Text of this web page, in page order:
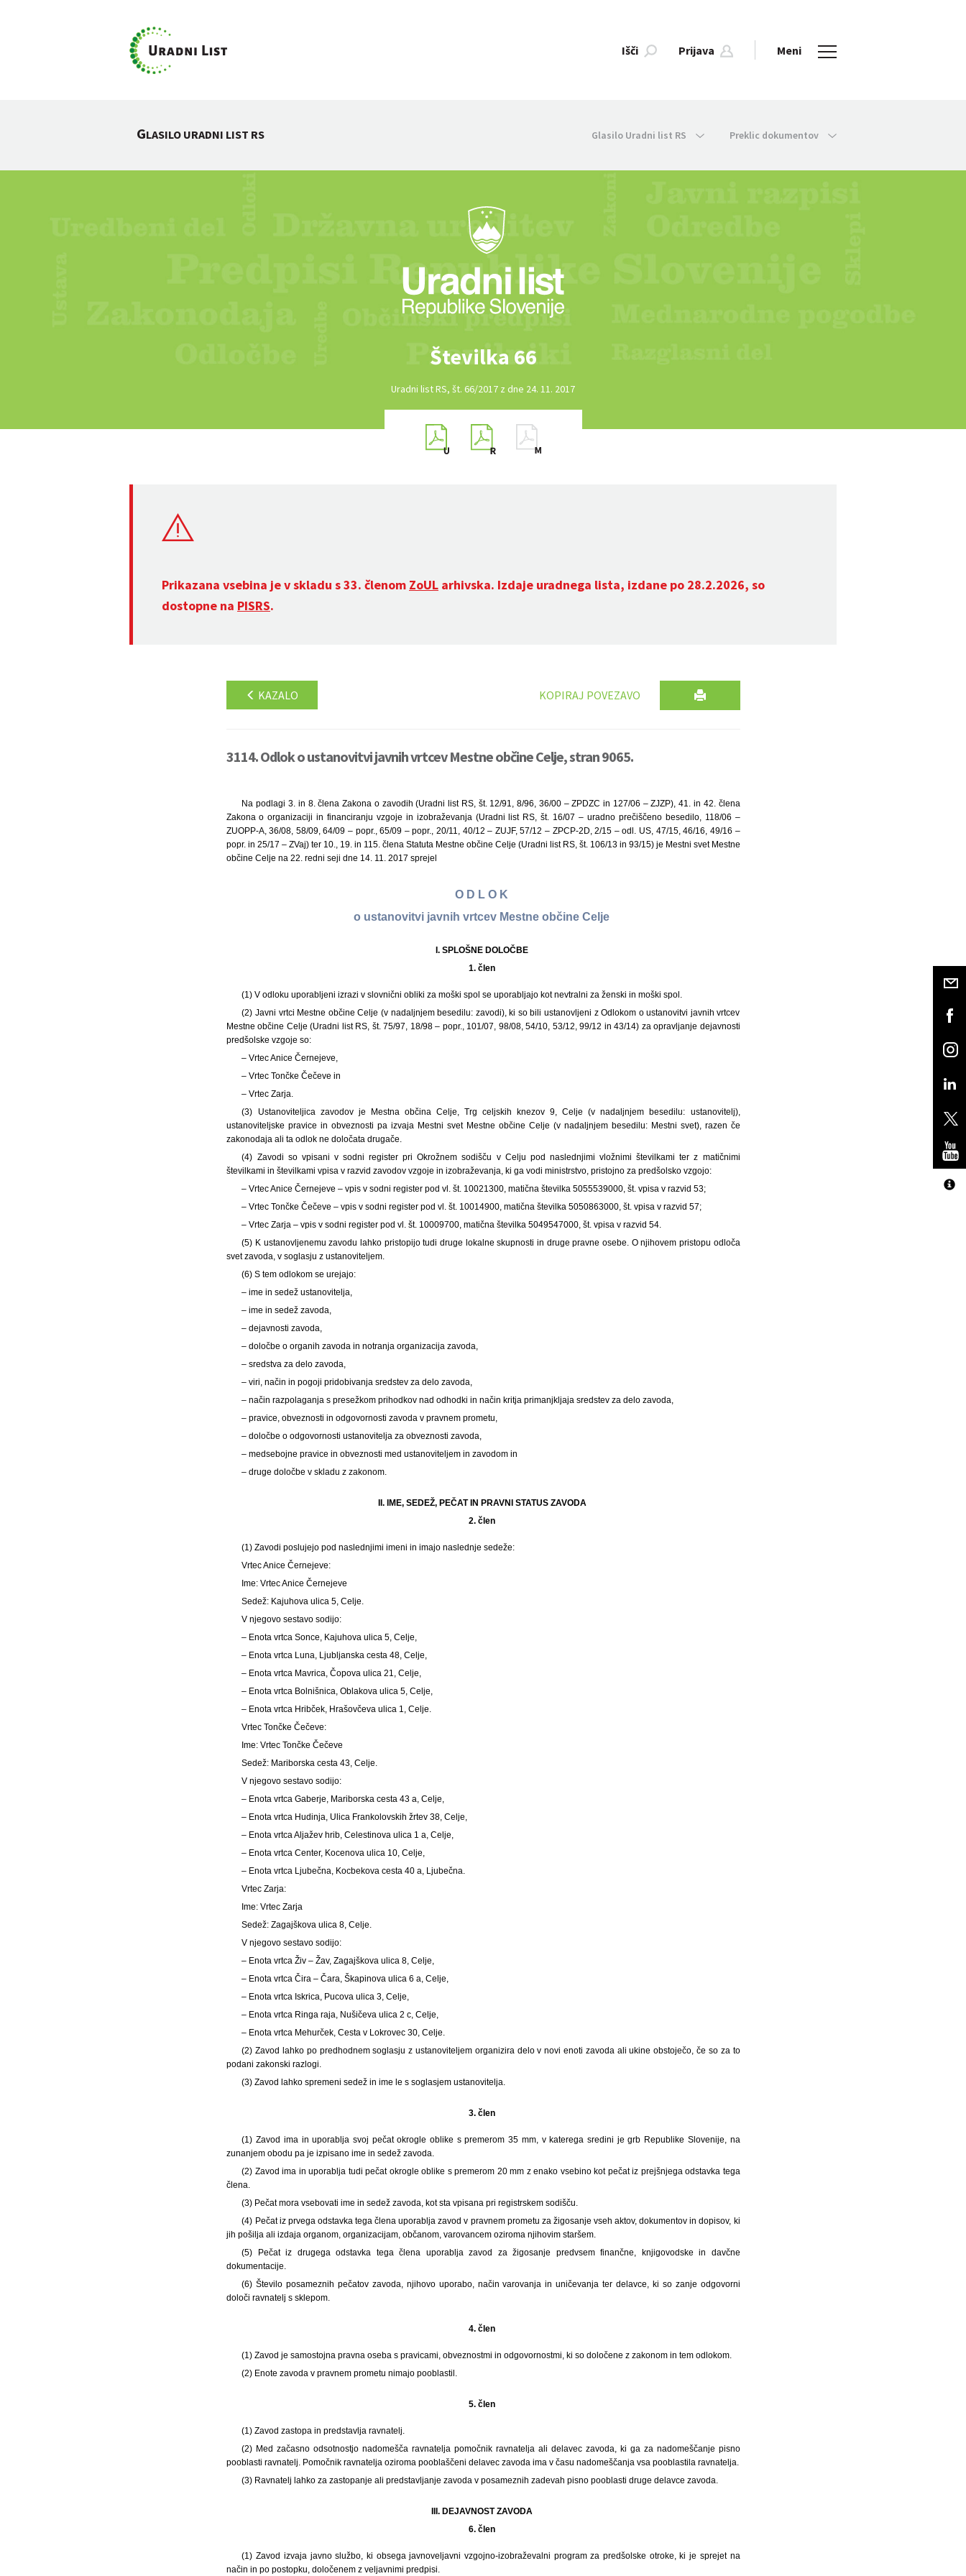
Išči Prijava Meni
GLASILO URADNI LIST RS Glasilo Uradni list RS Preklic dokumentov
Številka 66
Uradni list RS, št. 66/2017 z dne 24. 11. 2017
Prikazana vsebina je v skladu s 33. členom ZoUL arhivska. Izdaje uradnega lista, izdane po 28.2.2026, so
dostopne na PISRS.
KAZALO KOPIRAJ POVEZAVO
3114. Odlok o ustanovitvi javnih vrtcev Mestne občine Celje, stran 9065.
Na podlagi 3. in 8. člena Zakona o zavodih (Uradni list RS, št. 12/91, 8/96, 36/00 – ZPDZC in 127/06 – ZJZP), 41. in 42. člena
Zakona o organizaciji in financiranju vzgoje in izobraževanja (Uradni list RS, št. 16/07 – uradno prečiščeno besedilo, 118/06 –
ZUOPP-A, 36/08, 58/09, 64/09 – popr., 65/09 – popr., 20/11, 40/12 – ZUJF, 57/12 – ZPCP-2D, 2/15 – odl. US, 47/15, 46/16, 49/16 –
popr. in 25/17 – ZVaj) ter 10., 19. in 115. člena Statuta Mestne občine Celje (Uradni list RS, št. 106/13 in 93/15) je Mestni svet Mestne
občine Celje na 22. redni seji dne 14. 11. 2017 sprejel
O D L O K
o ustanovitvi javnih vrtcev Mestne občine Celje
I. SPLOŠNE DOLOČBE
1. člen
(1) V odloku uporabljeni izrazi v slovnični obliki za moški spol se uporabljajo kot nevtralni za ženski in moški spol.
(2) Javni vrtci Mestne občine Celje (v nadaljnjem besedilu: zavodi), ki so bili ustanovljeni z Odlokom o ustanovitvi javnih vrtcev
Mestne občine Celje (Uradni list RS, št. 75/97, 18/98 – popr., 101/07, 98/08, 54/10, 53/12, 99/12 in 43/14) za opravljanje dejavnosti
predšolske vzgoje so:
– Vrtec Anice Černejeve,
– Vrtec Tončke Čečeve in
– Vrtec Zarja.
(3) Ustanoviteljica zavodov je Mestna občina Celje, Trg celjskih knezov 9, Celje (v nadaljnjem besedilu: ustanovitelj),
ustanoviteljske pravice in obveznosti pa izvaja Mestni svet Mestne občine Celje (v nadaljnjem besedilu: Mestni svet), razen če
zakonodaja ali ta odlok ne določata drugače.
(4) Zavodi so vpisani v sodni register pri Okrožnem sodišču v Celju pod naslednjimi vložnimi številkami ter z matičnimi
številkami in številkami vpisa v razvid zavodov vzgoje in izobraževanja, ki ga vodi ministrstvo, pristojno za predšolsko vzgojo:
– Vrtec Anice Černejeve – vpis v sodni register pod vl. št. 10021300, matična številka 5055539000, št. vpisa v razvid 53;
– Vrtec Tončke Čečeve – vpis v sodni register pod vl. št. 10014900, matična številka 5050863000, št. vpisa v razvid 57;
– Vrtec Zarja – vpis v sodni register pod vl. št. 10009700, matična številka 5049547000, št. vpisa v razvid 54.
(5) K ustanovljenemu zavodu lahko pristopijo tudi druge lokalne skupnosti in druge pravne osebe. O njihovem pristopu odloča
svet zavoda, v soglasju z ustanoviteljem.
(6) S tem odlokom se urejajo:
– ime in sedež ustanovitelja,
– ime in sedež zavoda,
– dejavnosti zavoda,
– določbe o organih zavoda in notranja organizacija zavoda,
– sredstva za delo zavoda,
– viri, način in pogoji pridobivanja sredstev za delo zavoda,
– način razpolaganja s presežkom prihodkov nad odhodki in način kritja primanjkljaja sredstev za delo zavoda,
– pravice, obveznosti in odgovornosti zavoda v pravnem prometu,
– določbe o odgovornosti ustanovitelja za obveznosti zavoda,
– medsebojne pravice in obveznosti med ustanoviteljem in zavodom in
– druge določbe v skladu z zakonom.
II. IME, SEDEŽ, PEČAT IN PRAVNI STATUS ZAVODA
2. člen
(1) Zavodi poslujejo pod naslednjimi imeni in imajo naslednje sedeže:
Vrtec Anice Černejeve:
Ime: Vrtec Anice Černejeve
Sedež: Kajuhova ulica 5, Celje.
V njegovo sestavo sodijo:
– Enota vrtca Sonce, Kajuhova ulica 5, Celje,
– Enota vrtca Luna, Ljubljanska cesta 48, Celje,
– Enota vrtca Mavrica, Čopova ulica 21, Celje,
– Enota vrtca Bolnišnica, Oblakova ulica 5, Celje,
– Enota vrtca Hribček, Hrašovčeva ulica 1, Celje.
Vrtec Tončke Čečeve:
Ime: Vrtec Tončke Čečeve
Sedež: Mariborska cesta 43, Celje.
V njegovo sestavo sodijo:
– Enota vrtca Gaberje, Mariborska cesta 43 a, Celje,
– Enota vrtca Hudinja, Ulica Frankolovskih žrtev 38, Celje,
– Enota vrtca Aljažev hrib, Celestinova ulica 1 a, Celje,
– Enota vrtca Center, Kocenova ulica 10, Celje,
– Enota vrtca Ljubečna, Kocbekova cesta 40 a, Ljubečna.
Vrtec Zarja:
Ime: Vrtec Zarja
Sedež: Zagajškova ulica 8, Celje.
V njegovo sestavo sodijo:
– Enota vrtca Živ – Žav, Zagajškova ulica 8, Celje,
– Enota vrtca Čira – Čara, Škapinova ulica 6 a, Celje,
– Enota vrtca Iskrica, Pucova ulica 3, Celje,
– Enota vrtca Ringa raja, Nušičeva ulica 2 c, Celje,
– Enota vrtca Mehurček, Cesta v Lokrovec 30, Celje.
(2) Zavod lahko po predhodnem soglasju z ustanoviteljem organizira delo v novi enoti zavoda ali ukine obstoječo, če so za to
podani zakonski razlogi.
(3) Zavod lahko spremeni sedež in ime le s soglasjem ustanovitelja.
3. člen
(1) Zavod ima in uporablja svoj pečat okrogle oblike s premerom 35 mm, v katerega sredini je grb Republike Slovenije, na
zunanjem obodu pa je izpisano ime in sedež zavoda.
(2) Zavod ima in uporablja tudi pečat okrogle oblike s premerom 20 mm z enako vsebino kot pečat iz prejšnjega odstavka tega
člena.
(3) Pečat mora vsebovati ime in sedež zavoda, kot sta vpisana pri registrskem sodišču.
(4) Pečat iz prvega odstavka tega člena uporablja zavod v pravnem prometu za žigosanje vseh aktov, dokumentov in dopisov, ki
jih pošilja ali izdaja organom, organizacijam, občanom, varovancem oziroma njihovim staršem.
(5) Pečat iz drugega odstavka tega člena uporablja zavod za žigosanje predvsem finančne, knjigovodske in davčne
dokumentacije.
(6) Število posameznih pečatov zavoda, njihovo uporabo, način varovanja in uničevanja ter delavce, ki so zanje odgovorni
določi ravnatelj s sklepom.
4. člen
(1) Zavod je samostojna pravna oseba s pravicami, obveznostmi in odgovornostmi, ki so določene z zakonom in tem odlokom.
(2) Enote zavoda v pravnem prometu nimajo pooblastil.
5. člen
(1) Zavod zastopa in predstavlja ravnatelj.
(2) Med začasno odsotnostjo nadomešča ravnatelja pomočnik ravnatelja ali delavec zavoda, ki ga za nadomeščanje pisno
pooblasti ravnatelj. Pomočnik ravnatelja oziroma pooblaščeni delavec zavoda ima v času nadomeščanja vsa pooblastila ravnatelja.
(3) Ravnatelj lahko za zastopanje ali predstavljanje zavoda v posameznih zadevah pisno pooblasti druge delavce zavoda.
III. DEJAVNOST ZAVODA
6. člen
(1) Zavod izvaja javno službo, ki obsega javnoveljavni vzgojno-izobraževalni program za predšolske otroke, ki je sprejet na
način in po postopku, določenem z veljavnimi predpisi.